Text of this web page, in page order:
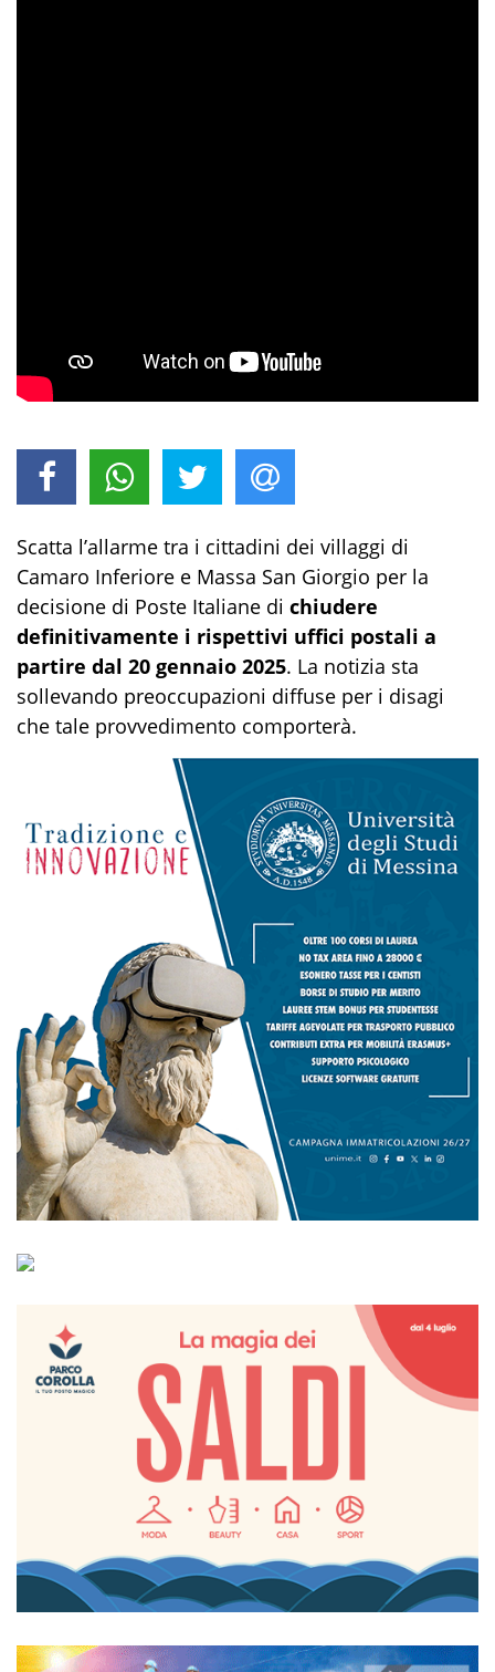
Scatta l’allarme tra i cittadini dei villaggi di
Camaro Inferiore e Massa San Giorgio per la
decisione di Poste Italiane di chiudere
definitivamente i rispettivi uffici postali a
partire dal 20 gennaio 2025. La notizia sta
sollevando preoccupazioni diffuse per i disagi
che tale provvedimento comporterà.